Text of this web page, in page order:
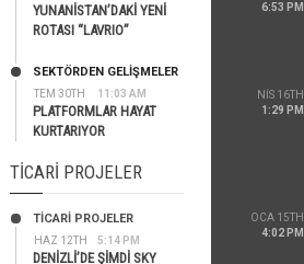
YUNANİSTAN’DAKİ YENİ
ROTASI “LAVRIO”
TEM 30TH 11:03 AM
SEKTÖRDEN GELIŞMELER
PLATFORMLAR HAYAT
KURTARIYOR
TICARI PROJELER
HAZ 12TH 5:14 PM
TİCARİ PROJELER
DENİZLİ’DE ŞİMDİ SKY
6:53 PM
NIS 16TH
1:29 PM
OCA 15TH
4:02 PM